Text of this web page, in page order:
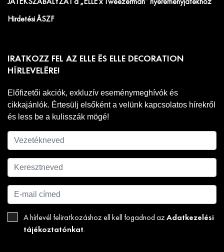
JÁTÉKSZABÁLYZAT a „ELLE x Tweezerman” nyereményjátékhoz
Hirdetési ÁSZF
IRATKOZZ FEL AZ ELLE ÉS ELLE DECORATION
HÍRLEVELÉRE!
Előfizetői akciók, exkluzív eseménymeghívók és
cikkajánlók. Értesülj elsőként a velünk kapcsolatos hírekről
és less be a kulisszák mögé!
A hírlevél feliratkozáshoz ell kell fogadnod az Adatkezelési
tájékoztatónkat.